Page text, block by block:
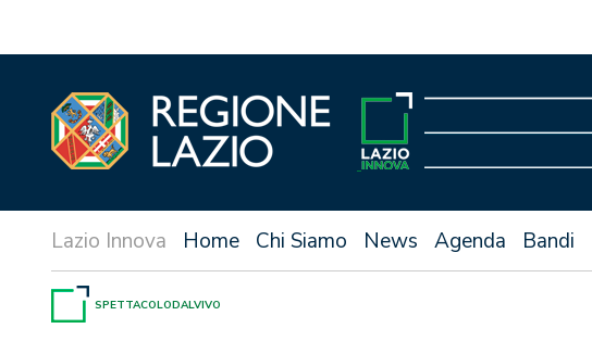
Home Chi Siamo News Agenda Bandi
SPETTACOLODALVIVO